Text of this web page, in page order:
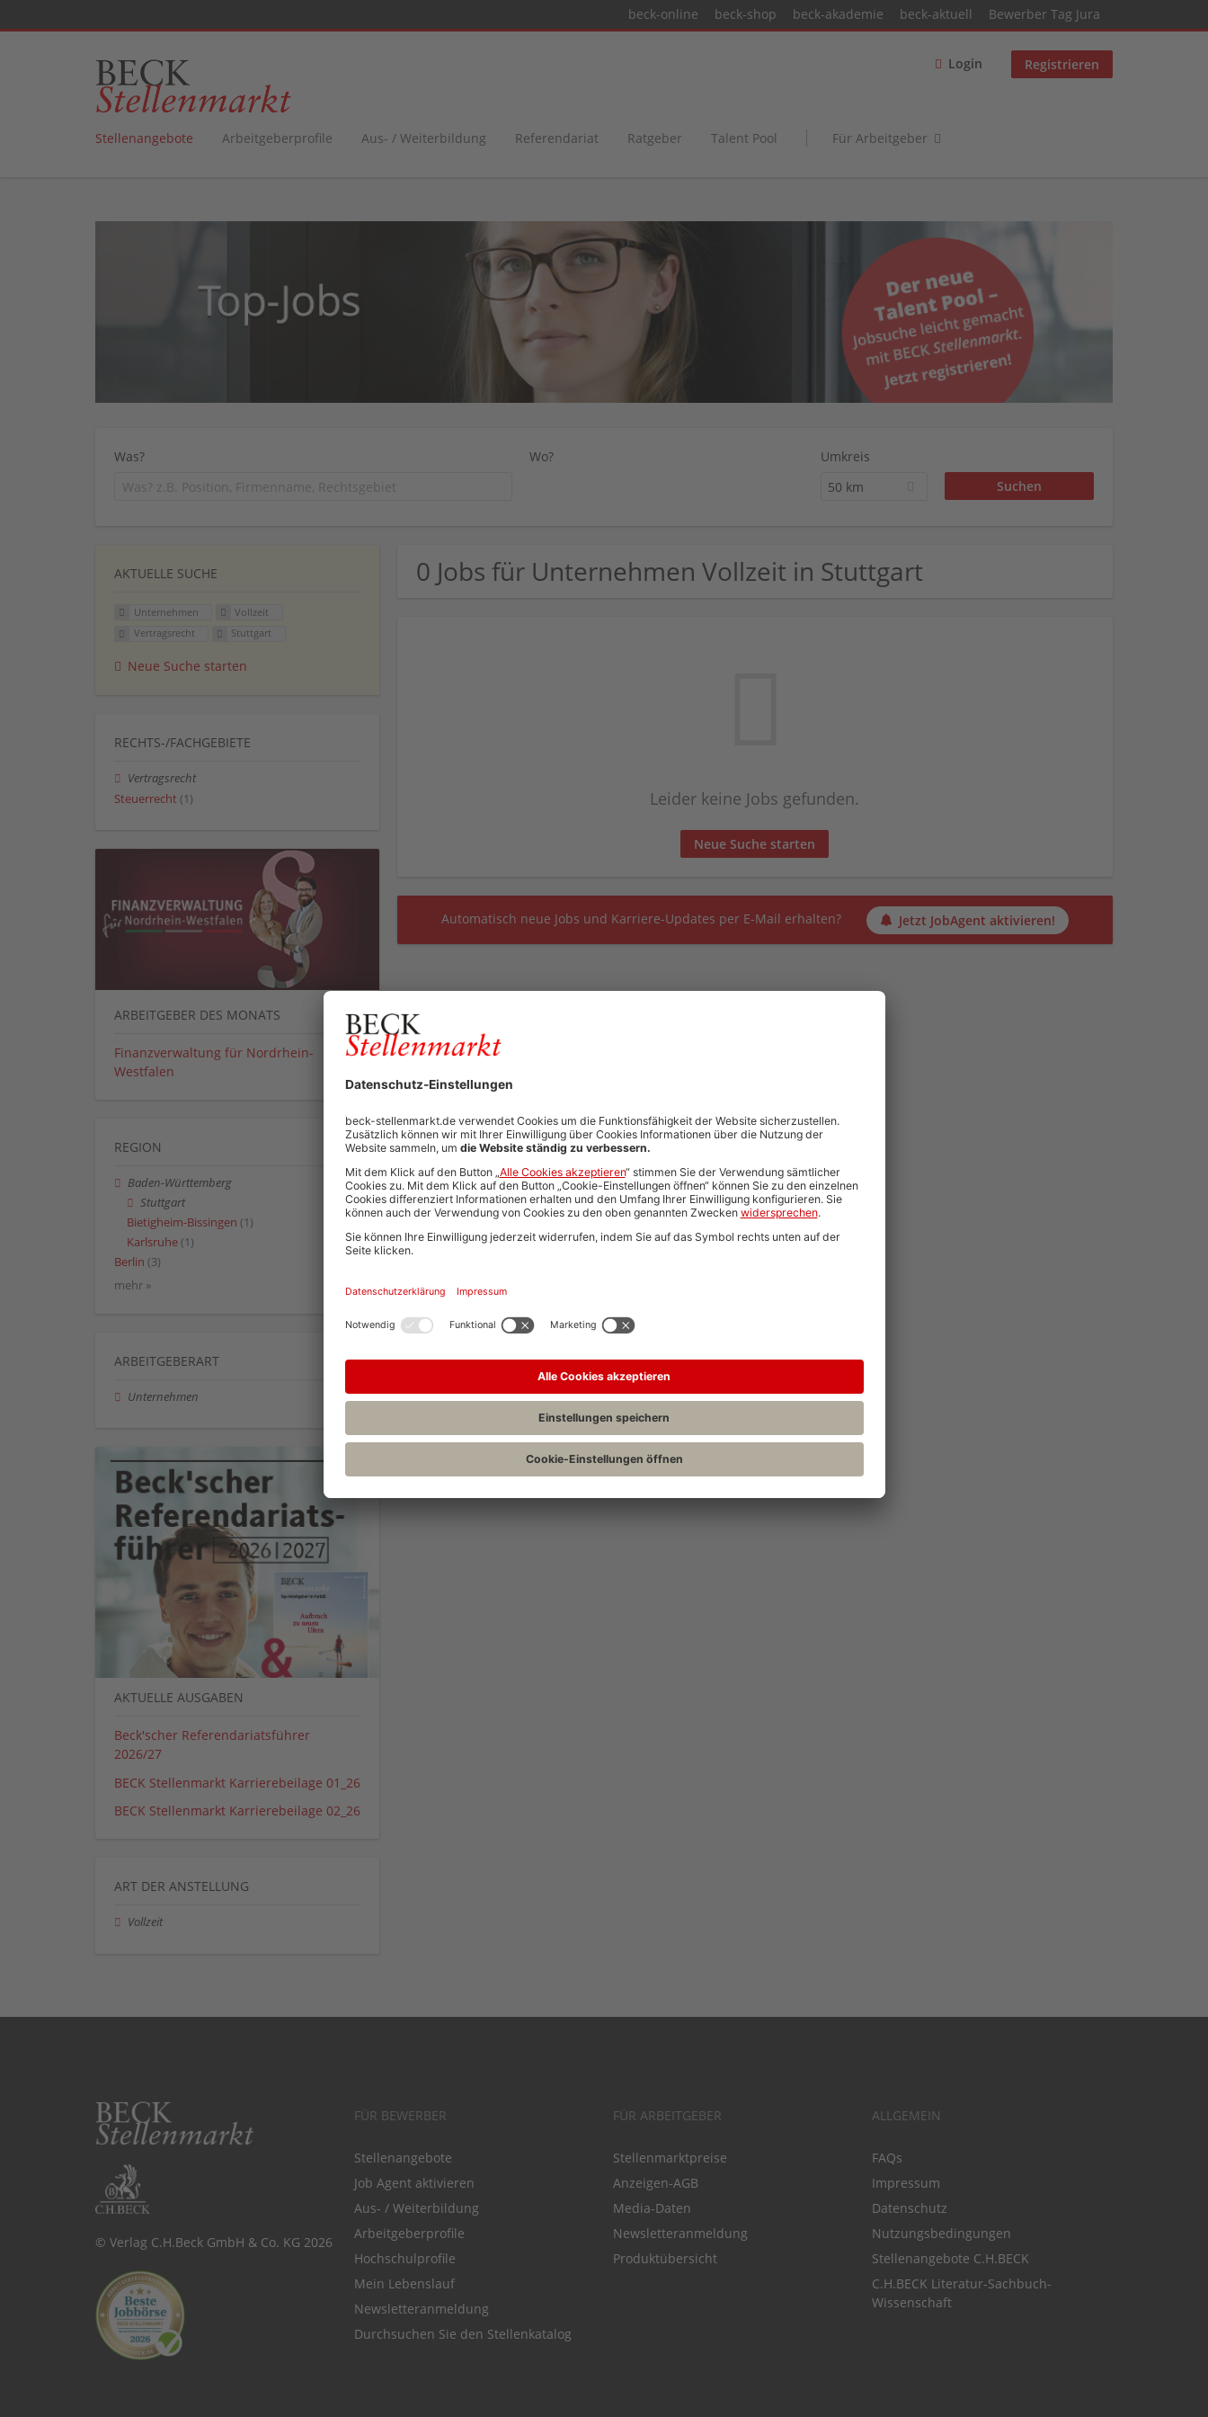
beck-online beck-shop beck-akademie beck-aktuell Bewerber Tag Jura
Login Registrieren
Stellenangebote Arbeitgeberprofile Aus- / Weiterbildung Referendariat Ratgeber Talent Pool Für Arbeitgeber
Was? Wo?
Umkreis
50 km
0 Jobs für Unternehmen Vollzeit in Stuttgart
Leider keine Jobs gefunden.
Neue Suche starten
Automatisch neue Jobs und Karriere-Updates per E-Mail erhalten? Jetzt JobAgent aktivieren!
AKTUELLE SUCHE
Unternehmen
Vollzeit
Vertragsrecht
Stuttgart
Neue Suche starten
RECHTS-/FACHGEBIETE
Vertragsrecht
Steuerrecht (1)
ARBEITGEBER DES MONATS
Finanzverwaltung für Nordrhein-
Westfalen
REGION
Baden-Württemberg
Stuttgart
Bietigheim-Bissingen (1)
Karlsruhe (1)
Berlin (3)
mehr »
ARBEITGEBERART
Unternehmen
AKTUELLE AUSGABEN
Beck'scher Referendariatsführer
2026/27
BECK Stellenmarkt Karrierebeilage 01_26
BECK Stellenmarkt Karrierebeilage 02_26
ART DER ANSTELLUNG
Vollzeit
© Verlag C.H.Beck GmbH & Co. KG 2026
FÜR BEWERBER
Stellenangebote
Job Agent aktivieren
Aus- / Weiterbildung
Arbeitgeberprofile
Hochschulprofile
Mein Lebenslauf
Newsletteranmeldung
Durchsuchen Sie den Stellenkatalog
FÜR ARBEITGEBER
Stellenmarktpreise
Anzeigen-AGB
Media-Daten
Newsletteranmeldung
Produktübersicht
ALLGEMEIN
FAQs
Impressum
Datenschutz
Nutzungsbedingungen
Stellenangebote C.H.BECK
C.H.BECK Literatur-Sachbuch-
Wissenschaft